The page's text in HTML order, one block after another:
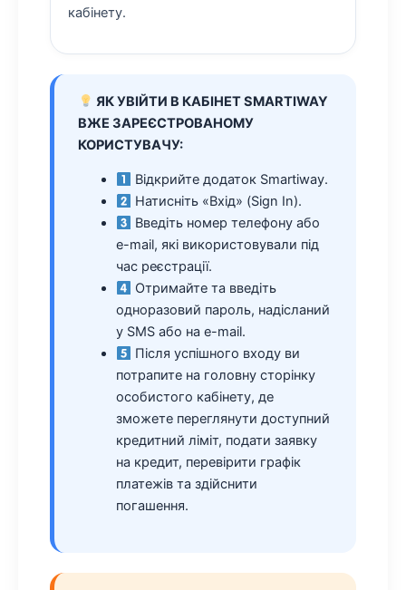
кабінету.
ЯК УВІЙТИ В КАБІНЕТ SMARTIWAY
ВЖЕ ЗАРЕЄСТРОВАНОМУ
КОРИСТУВАЧУ:
Відкрийте додаток Smartiway.
Натисніть «Вхід» (Sign In).
Введіть номер телефону або
e-mail, які використовували під
час реєстрації.
Отримайте та введіть
одноразовий пароль, надісланий
у SMS або на e-mail.
Після успішного входу ви
потрапите на головну сторінку
особистого кабінету, де
зможете переглянути доступний
кредитний ліміт, подати заявку
на кредит, перевірити графік
платежів та здійснити
погашення.